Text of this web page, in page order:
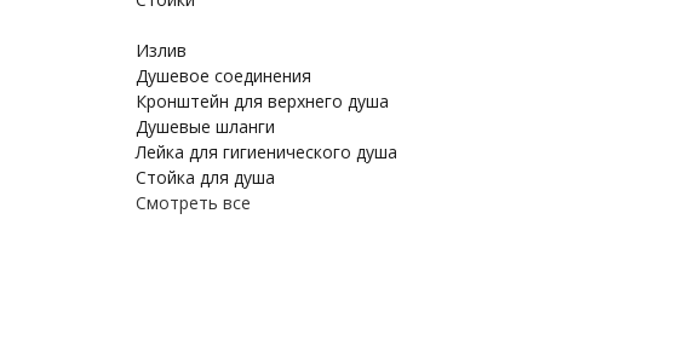
Излив
Душевое соединения
Кронштейн для верхнего душа
Душевые шланги
Лейка для гигиенического душа
Стойка для душа
Смотреть все